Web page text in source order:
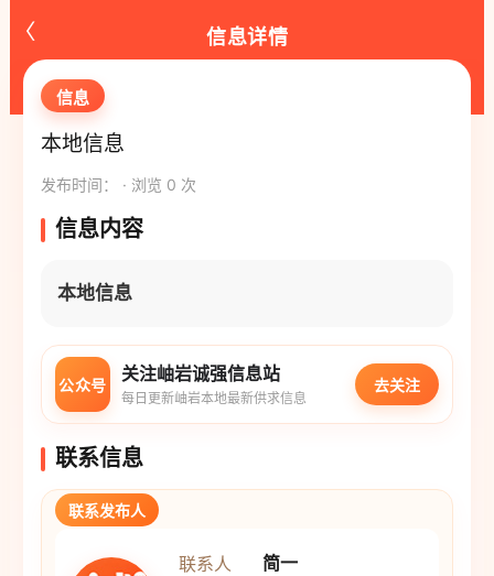
‹ 信息详情
信息
本地信息
发布时间： · 浏览 0 次
信息内容
本地信息
公众号
关注岫岩诚强信息站
每日更新岫岩本地最新供求信息
去关注
联系信息
联系发布人
联系人
简一